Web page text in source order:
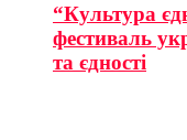
“Культура
фестиваль
та єдності